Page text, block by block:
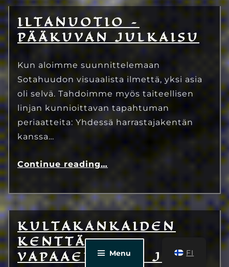
Menu
ILTANUOTIO –
PÄÄKUVAN JULKAISU
Kun aloimme suunnittelemaan
Sotahuudon visuaalista ilmettä, yksi asia
oli selvä. Tahdoimme myös taiteellisen
linjan kunnioittavan tapahtuman
periaatteita: Yhdessä harrastajakentän
kanssa…
Continue reading…
2.4.2023
Eetu Kinnunen
KULTAKANKAIDEN
KENTTÄ –
VAPAAEHTOIS- JA
12.3.2023
Eetu Kinnunen
FI